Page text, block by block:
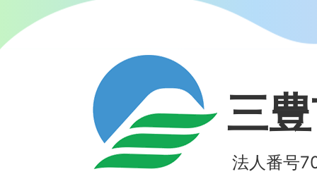
三
法人番号